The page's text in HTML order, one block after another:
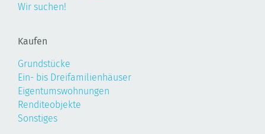
Wir suchen!
Kaufen
Grundstücke
Ein- bis Dreifamilienhäuser
Eigentumswohnungen
Renditeobjekte
Sonstiges